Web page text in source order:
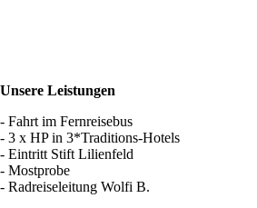
Unsere Leistungen
- Fahrt im Fernreisebus
- 3 x HP in 3*Traditions-Hotels
- Eintritt Stift Lilienfeld
- Mostprobe
- Radreiseleitung Wolfi B.